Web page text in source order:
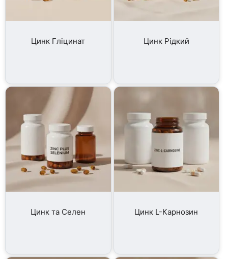
Цинк Гліцинат Цинк Рідкий
Цинк та Селен Цинк L-Карнозин